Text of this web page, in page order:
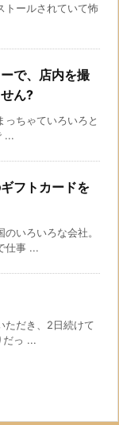
トールされていて怖
で、店内を撮
ん?
っちゃていろいろと
...
フトカードを
いろいろな会社。
仕事 ...
ただき、2日続けて
だっ ...